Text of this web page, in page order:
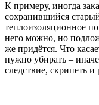
К примеру, иногда
сохранившийся
теплоизоляционное
него можно, но
же придётся. Что
нужно убирать –
следствие, скрипеть и